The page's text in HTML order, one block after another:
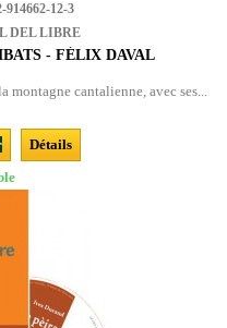
914662-12-3
DEL LIBRE
- FÉLIX DAVAL
montagne cantalienne, avec ses...
Détails